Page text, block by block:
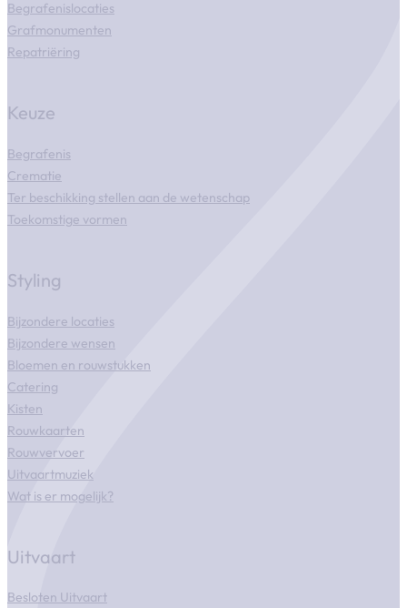
Begrafenislocaties
Grafmonumenten
Repatriëring
Keuze
Begrafenis
Crematie
Ter beschikking stellen aan de wetenschap
Toekomstige vormen
Styling
Bijzondere locaties
Bijzondere wensen
Bloemen en rouwstukken
Catering
Kisten
Rouwkaarten
Rouwvervoer
Uitvaartmuziek
Wat is er mogelijk?
Uitvaart
Besloten Uitvaart